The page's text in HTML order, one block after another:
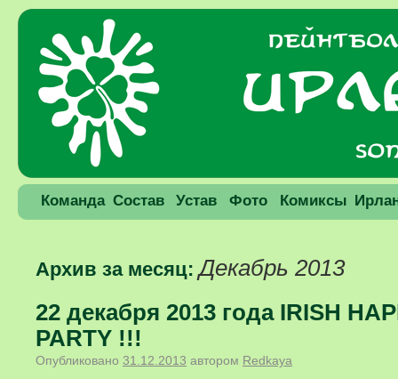
Команда Состав Устав Фото Комиксы
Архив за месяц:Декабрь 2013
22 декабря 2013 года IRISH
PARTY !!!
Опубликовано 31.12.2013 автором Redkaya